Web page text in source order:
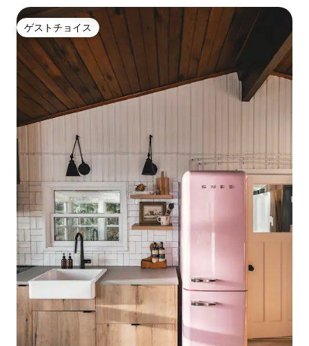
ゲストチョイス
ゲストチョイス